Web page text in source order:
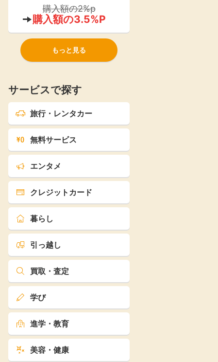
購入額の2%p
購入額の3.5%P
もっと見る
サービスで探す
旅行・レンタカー
無料サービス
エンタメ
クレジットカード
暮らし
引っ越し
買取・査定
学び
進学・教育
美容・健康